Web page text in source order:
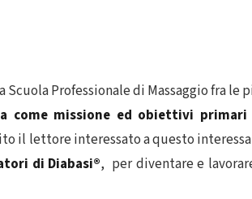
Scuola Professionale di Massaggio fra
come missione ed obiettivi primari
il lettore interessato a questo
di Diabasi®, per diventare e